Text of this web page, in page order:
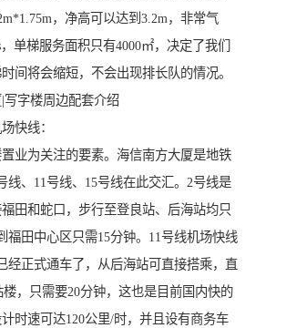
，净高可以达到3.2m，非常气
单梯服务面积只有4000㎡，决定了我们
间将会缩短，不会出现排长队的情况。
写字楼周边配套介绍
快线：
业为关注的要素。海信南方大厦是地铁
线、11号线、15号线在此交汇。2号线是
田和蛇口，步行至登良站、后海站均只
福田中心区只需15分钟。11号线机场快线
经正式通车了，从后海站可直接搭乘，直
，只需要20分钟，这也是目前国内快的
时速可达120公里/时，并且设有商务车